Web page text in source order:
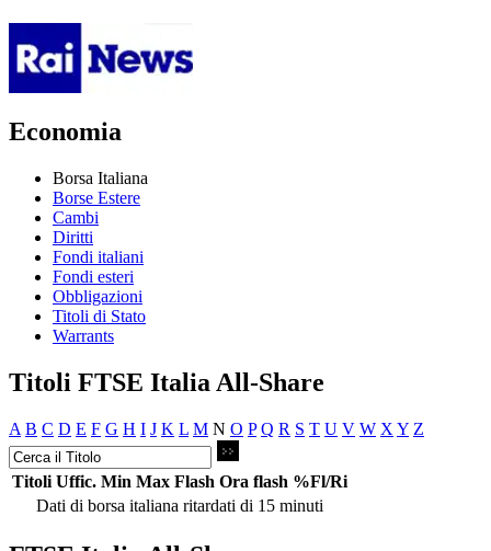
Economia
Borsa Italiana
Borse Estere
Cambi
Diritti
Fondi italiani
Fondi esteri
Obbligazioni
Titoli di Stato
Warrants
Titoli FTSE Italia All-Share
A B C D E F G H I J K L M N O P Q R S T U V W X Y Z
Titoli Uffic. Min Max Flash Ora flash %Fl/Ri
Dati di borsa italiana ritardati di 15 minuti